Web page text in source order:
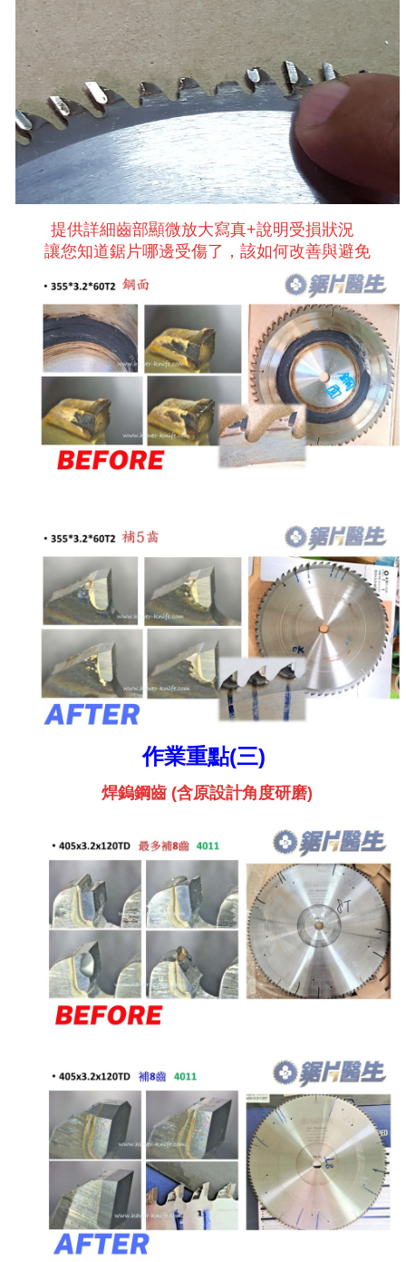
提供詳細齒部顯微放大寫真+說明受損狀況
讓您知道鋸片哪邊受傷了，該如何改善與避免
作業重點(三)
焊鎢鋼齒 (含原設計角度研磨)